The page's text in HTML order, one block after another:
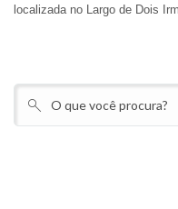
localizada no Largo de Dois